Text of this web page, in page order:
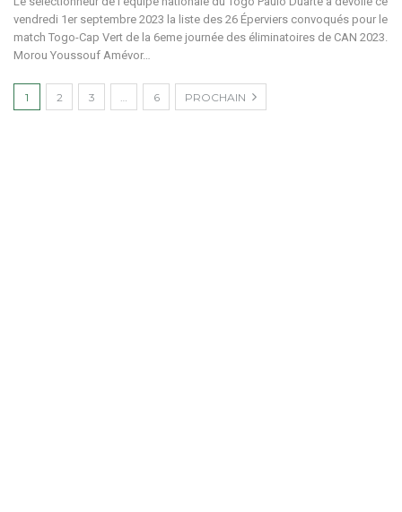
vendredi 1er septembre 2023 la liste des 26 Éperviers convoqués pour le
match Togo-Cap Vert de la 6eme journée des éliminatoires de CAN 2023.
Morou Youssouf Amévor…
1 2 3 6 PROCHAIN